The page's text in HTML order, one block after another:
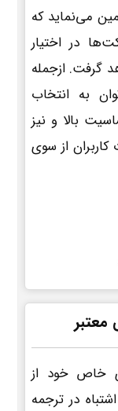
می‌نماید که
در اختیار
گرفت. ازجمله
به انتخاب
بالا و نیز
از سوی
معتبر
خاص خود از
در ترجمه